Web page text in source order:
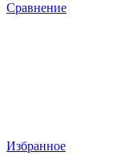
Сравнение
Избранное